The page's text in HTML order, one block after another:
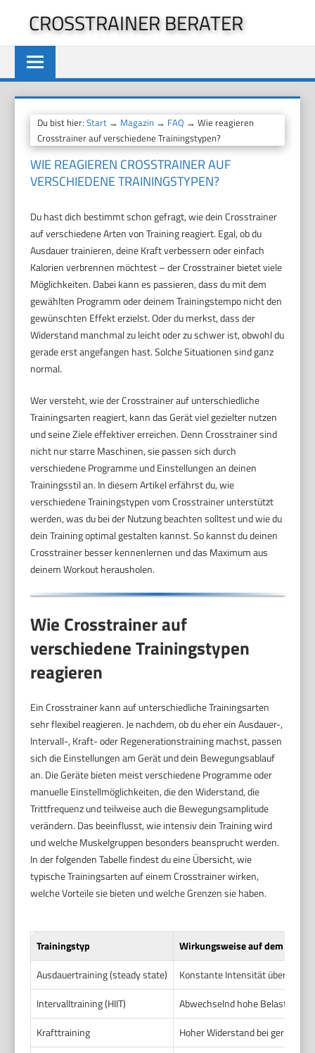
springen
CROSSTRAINER BERATER
Du bist hier:Start → Magazin → FAQ → Wie reagieren
Crosstrainer auf verschiedene Trainingstypen?
WIE REAGIEREN CROSSTRAINER AUF
VERSCHIEDENE TRAININGSTYPEN?
Du hast dich bestimmt schon gefragt, wie dein Crosstrainer
auf verschiedene Arten von Training reagiert. Egal, ob du
Ausdauer trainieren, deine Kraft verbessern oder einfach
Kalorien verbrennen möchtest – der Crosstrainer bietet viele
Möglichkeiten. Dabei kann es passieren, dass du mit dem
gewählten Programm oder deinem Trainingstempo nicht den
gewünschten Effekt erzielst. Oder du merkst, dass der
Widerstand manchmal zu leicht oder zu schwer ist, obwohl du
gerade erst angefangen hast. Solche Situationen sind ganz
normal.
Wer versteht, wie der Crosstrainer auf unterschiedliche
Trainingsarten reagiert, kann das Gerät viel gezielter nutzen
und seine Ziele effektiver erreichen. Denn Crosstrainer sind
nicht nur starre Maschinen, sie passen sich durch
verschiedene Programme und Einstellungen an deinen
Trainingsstil an. In diesem Artikel erfährst du, wie
verschiedene Trainingstypen vom Crosstrainer unterstützt
werden, was du bei der Nutzung beachten solltest und wie du
dein Training optimal gestalten kannst. So kannst du deinen
Crosstrainer besser kennenlernen und das Maximum aus
deinem Workout herausholen.
Wie Crosstrainer auf
verschiedene Trainingstypen
reagieren
Ein Crosstrainer kann auf unterschiedliche Trainingsarten
sehr flexibel reagieren. Je nachdem, ob du eher ein Ausdauer-,
Intervall-, Kraft- oder Regenerationstraining machst, passen
sich die Einstellungen am Gerät und dein Bewegungsablauf
an. Die Geräte bieten meist verschiedene Programme oder
manuelle Einstellmöglichkeiten, die den Widerstand, die
Trittfrequenz und teilweise auch die Bewegungsamplitude
verändern. Das beeinflusst, wie intensiv dein Training wird
und welche Muskelgruppen besonders beansprucht werden.
In der folgenden Tabelle findest du eine Übersicht, wie
typische Trainingsarten auf einem Crosstrainer wirken,
welche Vorteile sie bieten und welche Grenzen sie haben.
Trainingstyp
Wirkungsweise auf dem
Ausdauertraining (steady state)
Konstante Intensität über
Intervalltraining (HIIT)
Abwechselnd hohe Belastung
Krafttraining
Hoher Widerstand bei